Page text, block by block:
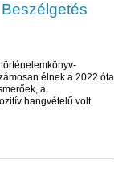
élnek a 2022 óta
a
hangvételű volt.